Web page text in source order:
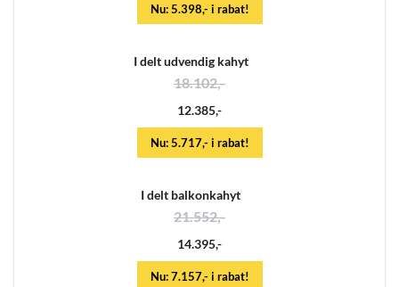
Nu: 5.398,- i rabat!
I delt udvendig kahyt
18.102,-
12.385,-
Nu: 5.717,- i rabat!
I delt balkonkahyt
21.552,-
14.395,-
Nu: 7.157,- i rabat!